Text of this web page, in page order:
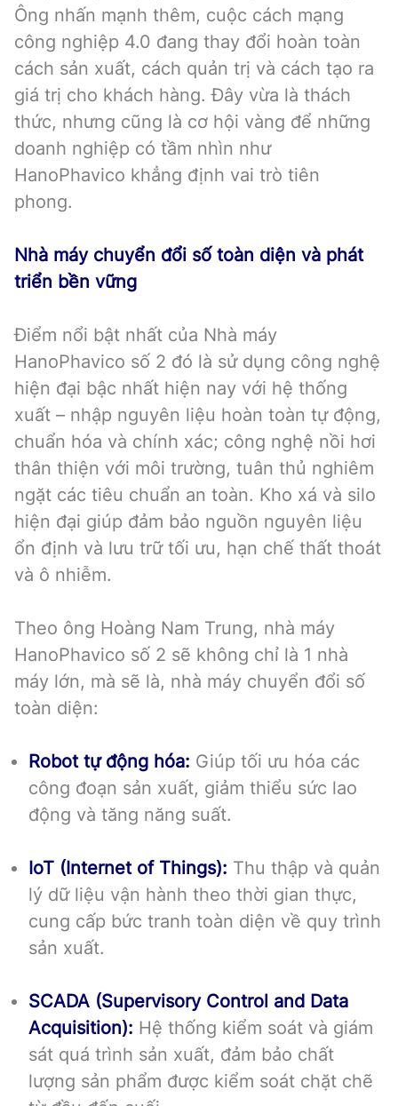
Ông nhấn mạnh thêm, cuộc cách mạng
công nghiệp 4.0 đang thay đổi hoàn toàn
cách sản xuất, cách quản trị và cách tạo ra
giá trị cho khách hàng. Đây vừa là thách
thức, nhưng cũng là cơ hội vàng để những
doanh nghiệp có tầm nhìn như
HanoPhavico khẳng định vai trò tiên
phong.
Nhà máy chuyển đổi số toàn diện và phát
triển bền vững
Điểm nổi bật nhất của Nhà máy
HanoPhavico số 2 đó là sử dụng công nghệ
hiện đại bậc nhất hiện nay với hệ thống
xuất – nhập nguyên liệu hoàn toàn tự động,
chuẩn hóa và chính xác; công nghệ nồi hơi
thân thiện với môi trường, tuân thủ nghiêm
ngặt các tiêu chuẩn an toàn. Kho xá và silo
hiện đại giúp đảm bảo nguồn nguyên liệu
ổn định và lưu trữ tối ưu, hạn chế thất thoát
và ô nhiễm.
Theo ông Hoàng Nam Trung, nhà máy
HanoPhavico số 2 sẽ không chỉ là 1 nhà
máy lớn, mà sẽ là, nhà máy chuyển đổi số
toàn diện:
Robot tự động hóa: Giúp tối ưu hóa các
công đoạn sản xuất, giảm thiểu sức lao
động và tăng năng suất.
IoT (Internet of Things): Thu thập và quản
lý dữ liệu vận hành theo thời gian thực,
cung cấp bức tranh toàn diện về quy trình
sản xuất.
SCADA (Supervisory Control and Data
Acquisition): Hệ thống kiểm soát và giám
sát quá trình sản xuất, đảm bảo chất
lượng sản phẩm được kiểm soát chặt chẽ